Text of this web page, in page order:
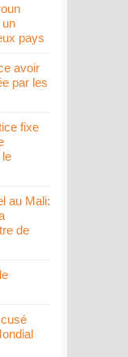
pays
avoir
par les
fixe
au Mali:
de